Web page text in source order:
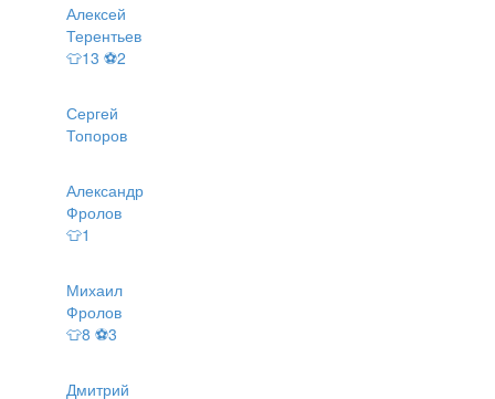
Алексей
Терентьев
👕13 ⚽2
Сергей
Топоров
Александр
Фролов
👕1
Михаил
Фролов
👕8 ⚽3
Дмитрий